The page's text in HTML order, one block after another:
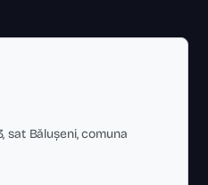
sat Bălușeni, comuna